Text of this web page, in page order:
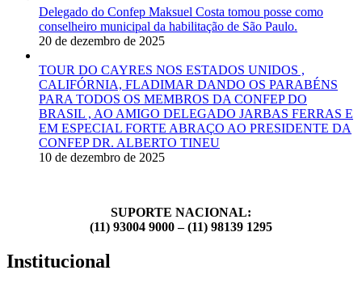
Delegado do Confep Maksuel Costa tomou posse como
conselheiro municipal da habilitação de São Paulo.
20 de dezembro de 2025
TOUR DO CAYRES NOS ESTADOS UNIDOS ,
CALIFÓRNIA, FLADIMAR DANDO OS PARABÉNS
PARA TODOS OS MEMBROS DA CONFEP DO
BRASIL , AO AMIGO DELEGADO JARBAS FERRAS E
EM ESPECIAL FORTE ABRAÇO AO PRESIDENTE DA
CONFEP DR. ALBERTO TINEU
10 de dezembro de 2025
SUPORTE NACIONAL:
(11) 93004 9000 – (11) 98139 1295
Institucional